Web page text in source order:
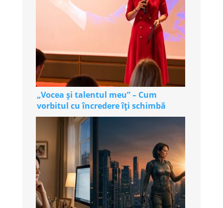
„Vocea și talentul meu” – Cum
vorbitul cu încredere îți schimbă
viața (și veniturile)